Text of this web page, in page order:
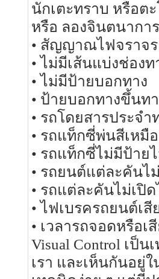
นักเตะทราบ หรือต
หรือ ลองจินตนากา
• สัญญาณไฟจราจร
• ไม่มีเส้นแบ่งช่องท
• ไม่มีป้ายบอกทาง
• ป้ายบอกทางขึ้นท
• รถโดยสารประจ
• รถแท็กซี่พ่นสีเห
• รถแท็กซี่ไม่มีป้าย
• รถยนต์แต่ละคันไ
• รถแต่ละคันไม่เปิด
• ไฟเบรครถยนต์เ
• เวลารถจอดหรือ
Visual Control เป็
เรา และเห็นกันอยู่